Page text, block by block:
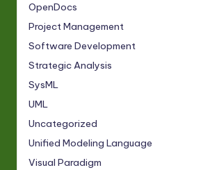
OpenDocs
Project Management
Software Development
Strategic Analysis
SysML
UML
Uncategorized
Unified Modeling Language
Visual Paradigm